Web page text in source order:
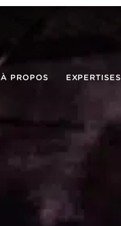
À PROPOS EXPERTISES